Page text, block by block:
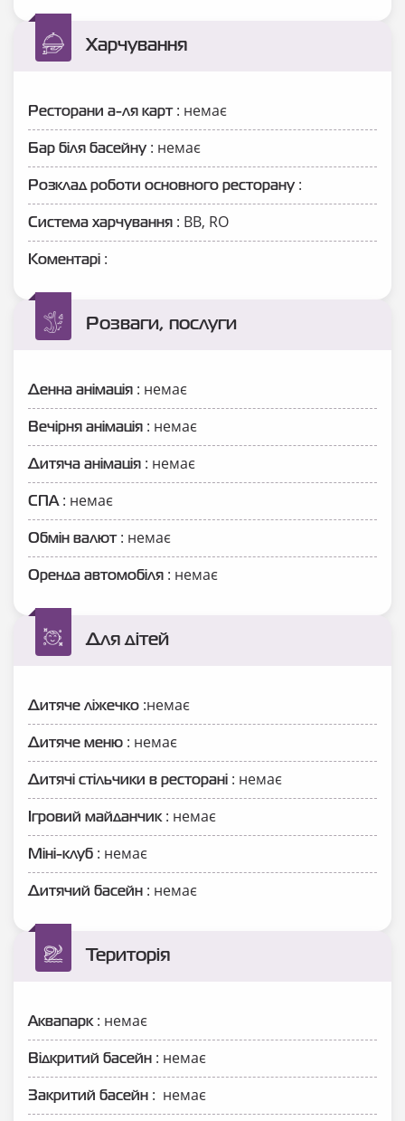
Харчування
Ресторани а-ля карт: немає
Бар біля басейну : немає
Розклад роботи основного ресторану :
Система харчування : ВВ, RO
Коментарі :
Розваги, послуги
Денна анімація : немає
Вечірня анімація : немає
Дитяча анімація : немає
СПА: немає
Обмін валют: немає
Оренда автомобіля : немає
Для дітей
Дитяче ліжечко :немає
Дитяче меню : немає
Дитячі стільчики в ресторані : немає
Ігровий майданчик: немає
Міні-клуб : немає
Дитячий басейн : немає
Територія
Аквапарк: немає
Відкритий басейн : немає
Закритий басейн : немає